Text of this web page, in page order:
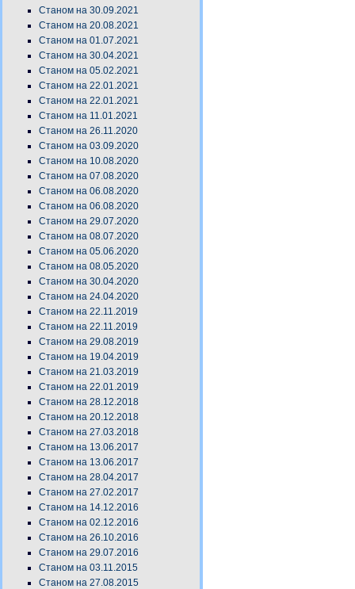
Станом на 30.09.2021
Станом на 20.08.2021
Станом на 01.07.2021
Станом на 30.04.2021
Станом на 05.02.2021
Станом на 22.01.2021
Станом на 22.01.2021
Станом на 11.01.2021
Станом на 26.11.2020
Станом на 03.09.2020
Станом на 10.08.2020
Станом на 07.08.2020
Станом на 06.08.2020
Станом на 06.08.2020
Станом на 29.07.2020
Станом на 08.07.2020
Станом на 05.06.2020
Станом на 08.05.2020
Станом на 30.04.2020
Станом на 24.04.2020
Станом на 22.11.2019
Станом на 22.11.2019
Станом на 29.08.2019
Станом на 19.04.2019
Станом на 21.03.2019
Станом на 22.01.2019
Станом на 28.12.2018
Станом на 20.12.2018
Станом на 27.03.2018
Станом на 13.06.2017
Станом на 13.06.2017
Станом на 28.04.2017
Станом на 27.02.2017
Станом на 14.12.2016
Станом на 02.12.2016
Станом на 26.10.2016
Станом на 29.07.2016
Станом на 03.11.2015
Станом на 27.08.2015